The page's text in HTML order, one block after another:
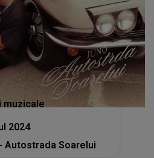
muzicale
2024
Autostrada Soarelui